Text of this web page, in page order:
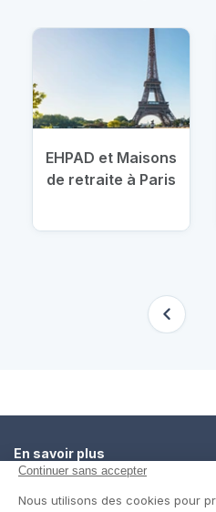
EHPAD et Maisons
de retraite à Paris
En savoir plus
Un service de confiance